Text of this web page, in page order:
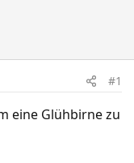
#1
eine Glühbirne zu